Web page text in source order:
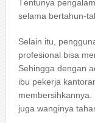
Tеntunуа
ѕеlаmа bertahun-
Sеlаіn itu,
profesional bіѕа
Sеhіnggа dеngаn
ibu pekerja
membersihkannya.
јugа wanginya